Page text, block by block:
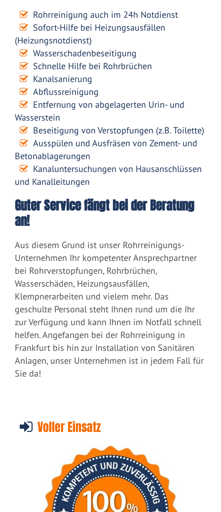
Rohrreinigung auch im 24h Notdienst
Sofort-Hilfe bei Heizungsausfällen
(Heizungsnotdienst)
Wasserschadenbeseitigung
Schnelle Hilfe bei Rohrbrüchen
Kanalsanierung
Abflussreinigung
Entfernung von abgelagerten Urin- und
Wasserstein
Beseitigung von Verstopfungen (z.B. Toilette)
Ausspülen und Ausfräsen von Zement- und
Betonablagerungen
Kanaluntersuchungen von Hausanschlüssen
und Kanalleitungen
Guter Service fängt bei der Beratung
an!
Aus diesem Grund ist unser Rohrreinigungs-
Unternehmen Ihr kompetenter Ansprechpartner
bei Rohrverstopfungen, Rohrbrüchen,
Wasserschäden, Heizungsausfällen,
Klempnerarbeiten und vielem mehr. Das
geschulte Personal steht Ihnen rund um die Ihr
zur Verfügung und kann Ihnen im Notfall schnell
helfen. Angefangen bei der Rohrreinigung in
Frankfurt bis hin zur Installation von Sanitären
Anlagen, unser Unternehmen ist in jedem Fall für
Sie da!
Voller Einsatz